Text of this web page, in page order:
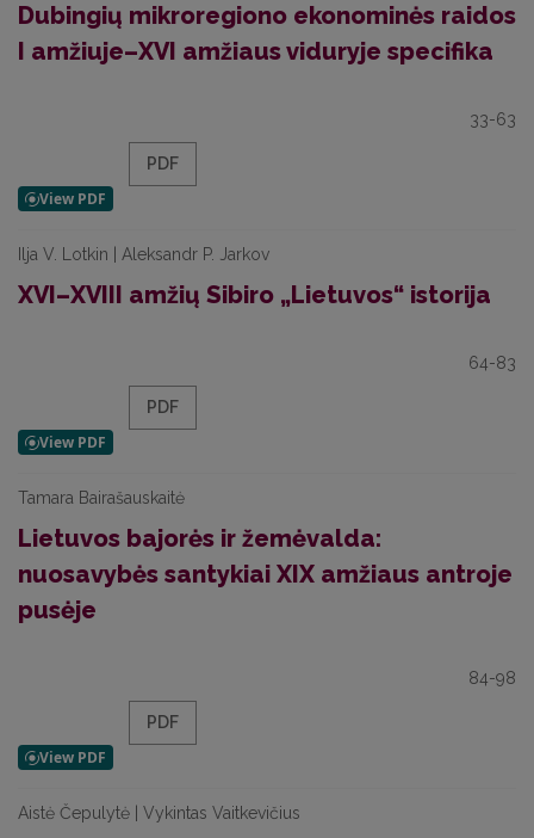
Dubingių mikroregiono ekonominės raidos
I amžiuje–XVI amžiaus viduryje specifika
33-63
PDF
Ilja V. Lotkin | Aleksandr P. Jarkov
XVI–XVIII amžių Sibiro „Lietuvos“ istorija
64-83
PDF
Tamara Bairašauskaitė
Lietuvos bajorės ir žemėvalda:
nuosavybės santykiai XIX amžiaus antroje
pusėje
84-98
PDF
Aistė Čepulytė | Vykintas Vaitkevičius